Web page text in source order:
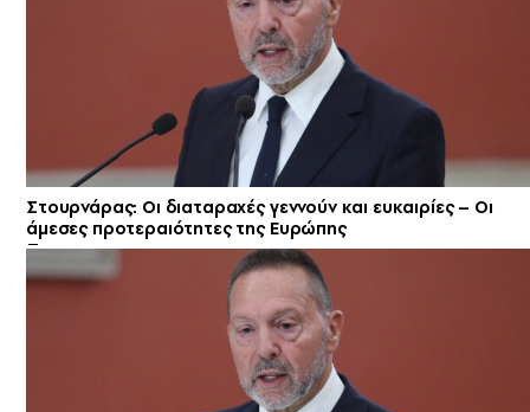
Στουρνάρας: Oι διαταραχές γεννούν και ευκαιρίες – Οι
άμεσες προτεραιότητες της Ευρώπης